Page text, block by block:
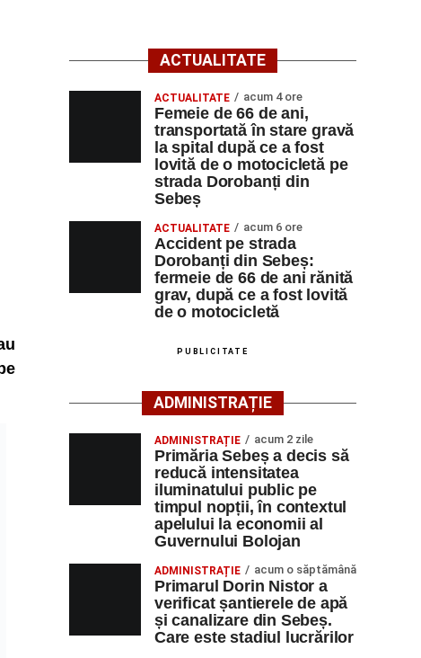
ACTUALITATE
ACTUALITATE acum 4 ore
Femeie de 66 de ani,
transportată în stare gravă
la spital după ce a fost
lovită de o motocicletă pe
strada Dorobanți din
Sebeș
ACTUALITATE acum 6 ore
Accident pe strada
Dorobanți din Sebeș:
fermeie de 66 de ani rănită
grav, după ce a fost lovită
de o motocicletă
PUBLICITATE
ADMINISTRAȚIE
ADMINISTRAȚIE acum 2 zile
Primăria Sebeș a decis să
reducă intensitatea
iluminatului public pe
timpul nopții, în contextul
apelului la economii al
Guvernului Bolojan
ADMINISTRAȚIE acum o săptămână
Primarul Dorin Nistor a
verificat șantierele de apă
și canalizare din Sebeș.
Care este stadiul lucrărilor